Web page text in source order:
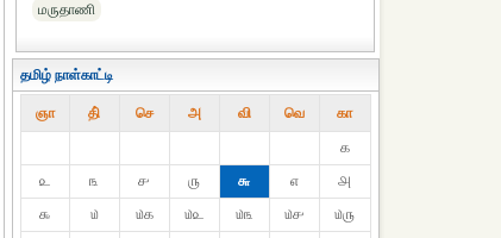
மருதாணி
தமிழ் நாள்காட்டி
ஞா தி் செ அ வி வெ கா
௧
௨
௩ ௪ ௫ ௬ ௭
௮
௯
௰ ௰௧ ௰௨ ௰௩ ௰௪
௰௫